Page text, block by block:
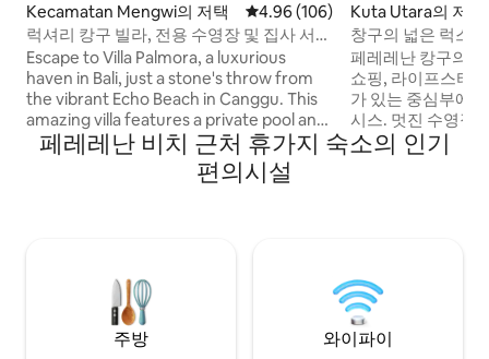
Kecamatan Mengwi의 저택 평점 4.96점(5점 만점), 후기 106
4.96 (106)
럭셔리 캉구 빌라, 전용 수영장 및 집사 서비
스
Escape to Villa Palmora, a luxurious
haven in Bali, just a stone's throw from
the vibrant Echo Beach in Canggu. This
amazing villa features a private pool and
a dedicated butler, making sure your
stay is totally effortless. Enjoy daily
housekeeping, super-fast WiFi, and a
a truly unforgettable trip.
Kuta Utara의 저택
창구의 넓은 럭스
& 엔터테인먼트
페레레난 캉구의
쇼핑, 라이프스타
가 있는 중심부에
시스. 멋진 수영장
거대한 빌라. 중심
리합니다. 조식 및
코 비치 클럽 핀스,
쉽게 이동할 수 있
페레레난 비치 근처 휴가지 숙소의 인기
편의시설
주방 와이파이